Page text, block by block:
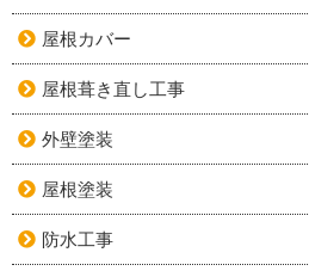
屋根カバー
屋根葺き直し工事
外壁塗装
屋根塗装
防水工事